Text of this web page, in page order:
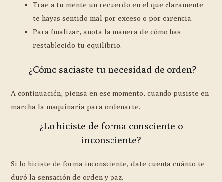
Trae a tu mente un recuerdo en el que claramente
te hayas sentido mal por exceso o por carencia.
Para finalizar, anota la manera de cómo has
restablecido tu equilibrio.
¿Cómo saciaste tu necesidad de orden?
A continuación, piensa en ese momento, cuando pusiste en
marcha la maquinaria para ordenarte.
¿Lo hiciste de forma consciente o
inconsciente?
Si lo hiciste de forma inconsciente, date cuenta cuánto te
duró la sensación de orden y paz.